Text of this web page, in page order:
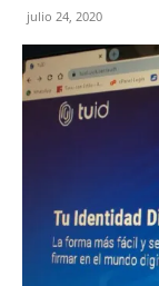
julio 24, 2020